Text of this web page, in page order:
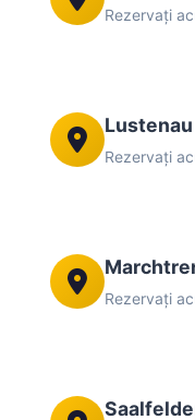
Rezervați
Lustenau
Rezervați
Rezervați